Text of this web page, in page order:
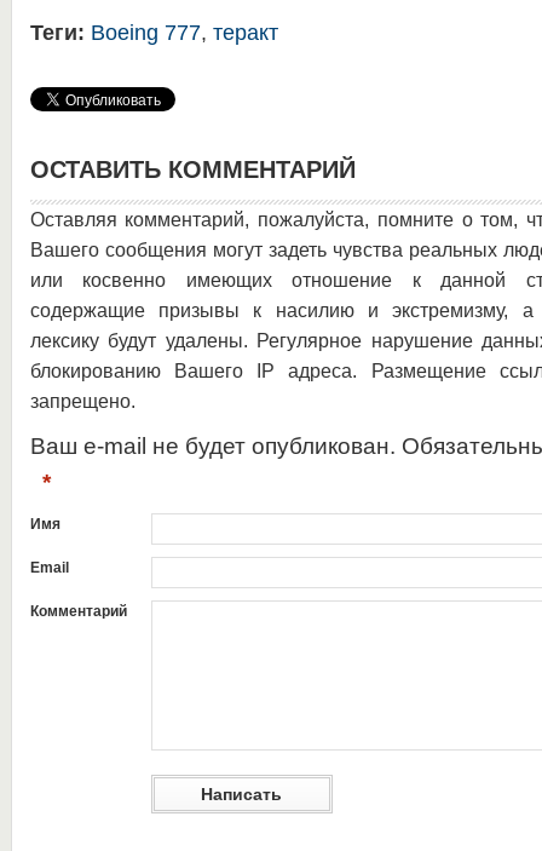
Теги: Boeing 777, теракт
ОСТАВИТЬ КОММЕНТАРИЙ
Оставляя комментарий, пожалуйста, помните о том,
Вашего сообщения могут задеть чувства реальных
или косвенно имеющих отношение к данной
содержащие призывы к насилию и экстремизму, а
лексику будут удалены. Регулярное нарушение
блокированию Вашего IP адреса. Размещение
запрещено.
Ваш e-mail не будет опубликован.
*
Имя
Email
Комментарий